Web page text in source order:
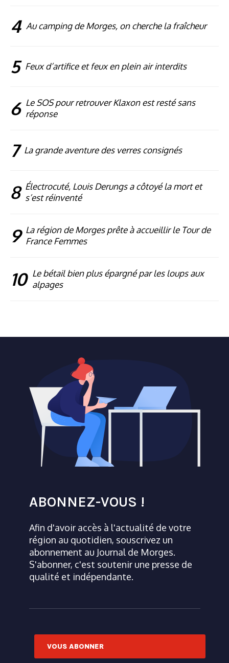
4 Au camping de Morges, on cherche la fraîcheur
5 Feux d’artifice et feux en plein air interdits
6 Le SOS pour retrouver Klaxon est resté sans
réponse
7 La grande aventure des verres consignés
8 Électrocuté, Louis Derungs a côtoyé la mort et
s’est réinventé
9 La région de Morges prête à accueillir le Tour de
France Femmes
10 Le bétail bien plus épargné par les loups aux
alpages
ABONNEZ-VOUS !
Afin d'avoir accès à l'actualité de votre
région au quotidien, souscrivez un
abonnement au Journal de Morges.
S'abonner, c'est soutenir une presse de
qualité et indépendante.
VOUS ABONNER